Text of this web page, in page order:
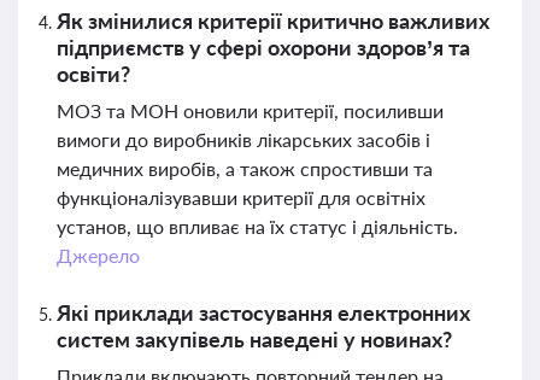
Як змінилися критерії критично важливих
підприємств у сфері охорони здоров’я та
освіти?
МОЗ та МОН оновили критерії, посиливши
вимоги до виробників лікарських засобів і
медичних виробів, а також спростивши та
функціоналізувавши критерії для освітніх
установ, що впливає на їх статус і діяльність.
Джерело
Які приклади застосування електронних
систем закупівель наведені у новинах?